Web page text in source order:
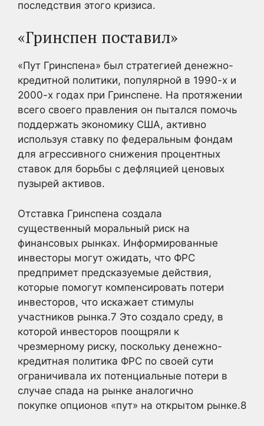
последствия этого кризиса.
«Гринспен поставил»
«Пут Гринспена» был стратегией денежно-
кредитной политики, популярной в 1990-х и
2000-х годах при Гринспене. На протяжении
всего своего правления он пытался помочь
поддержать экономику США, активно
используя ставку по федеральным фондам
для агрессивного снижения процентных
ставок для борьбы с дефляцией ценовых
пузырей активов.
Отставка Гринспена создала
существенный моральный риск на
финансовых рынках. Информированные
инвесторы могут ожидать, что ФРС
предпримет предсказуемые действия,
которые помогут компенсировать потери
инвесторов, что искажает стимулы
участников рынка.7 Это создало среду, в
которой инвесторов поощряли к
чрезмерному риску, поскольку денежно-
кредитная политика ФРС по своей сути
ограничивала их потенциальные потери в
случае спада на рынке аналогично
покупке опционов «пут» на открытом рынке.8